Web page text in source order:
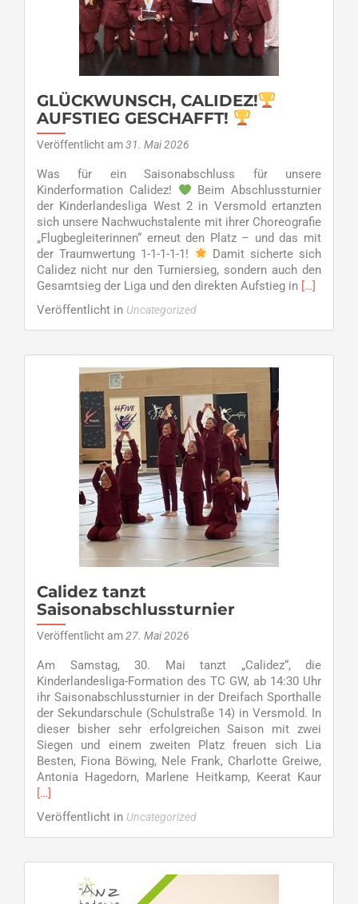
GW
zeigt
Querschnitt
Vereinsangebots
GLÜCKWUNSCH, CALIDEZ!
AUFSTIEG GESCHAFFT!
Veröffentlicht am31. Mai 2026
Was für ein Saisonabschluss für unsere
Kinderformation Calidez!
Beim Abschlussturnier
der Kinderlandesliga West 2 in Versmold ertanzten
sich unsere Nachwuchstalente mit ihrer Choreografie
„Flugbegleiterinnen“ erneut den Platz – und das mit
der Traumwertung 1-1-1-1-1!
Damit sicherte sich
Calidez nicht nur den Turniersieg, sondern auch den
Gesamtsieg der Liga und den direkten Aufstieg in Read
[…]
Veröffentlicht in Uncategorized
Calidez tanzt
Saisonabschlussturnier
Veröffentlicht am27. Mai 2026
Am Samstag, 30. Mai tanzt „Calidez“, die
Kinderlandesliga-Formation des TC GW, ab 14:30 Uhr
ihr Saisonabschlussturnier in der Dreifach Sporthalle
der Sekundarschule (Schulstraße 14) in Versmold. In
dieser bisher sehr erfolgreichen Saison mit zwei
Siegen und einem zweiten Platz freuen sich Lia
Besten, Fiona Böwing, Nele Frank, Charlotte Greiwe,
Antonia Hagedorn, Marlene Heitkamp, Keerat KaurRead
tanzt
[…]
Veröffentlicht in Uncategorized